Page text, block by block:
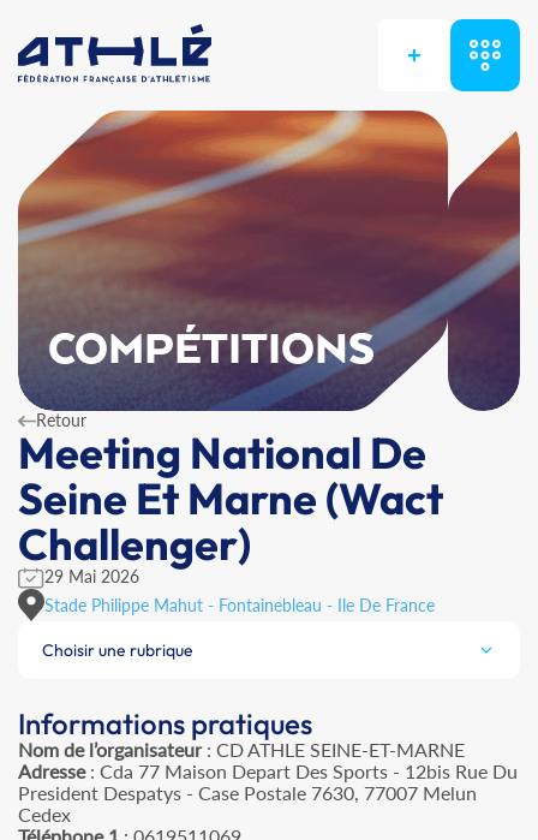
+
COMPÉTITIONS
Retour
Meeting National De
Seine Et Marne (Wact
Challenger)
29 Mai 2026
Stade Philippe Mahut - Fontainebleau - Ile De France
Choisir une rubrique
Informations pratiques
Nom de l’organisateur: CD ATHLE SEINE-ET-MARNE
Adresse: Cda 77 Maison Depart Des Sports - 12bis Rue Du
President Despatys - Case Postale 7630, 77007 Melun
Cedex